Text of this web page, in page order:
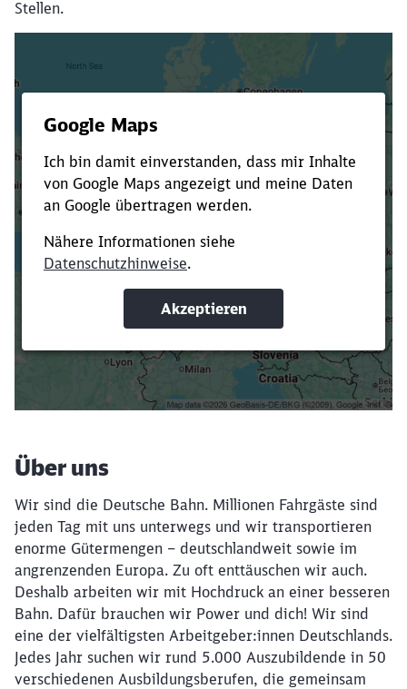
Stellen.
Verkürze die Ladezeit, indem du Suchbegriffe
oder Filter hinzufügst.
Suchbegriffe eingeben
Filter setzen
Über uns
Wir sind die Deutsche Bahn. Millionen Fahrgäste sind
jeden Tag mit uns unterwegs und wir transportieren
enorme Gütermengen – deutschlandweit sowie im
angrenzenden Europa. Zu oft enttäuschen wir auch.
Deshalb arbeiten wir mit Hochdruck an einer besseren
Bahn. Dafür brauchen wir Power und dich! Wir sind
eine der vielfältigsten Arbeitgeber:innen Deutschlands.
Jedes Jahr suchen wir rund 5.000 Auszubildende in 50
verschiedenen Ausbildungsberufen, die gemeinsam